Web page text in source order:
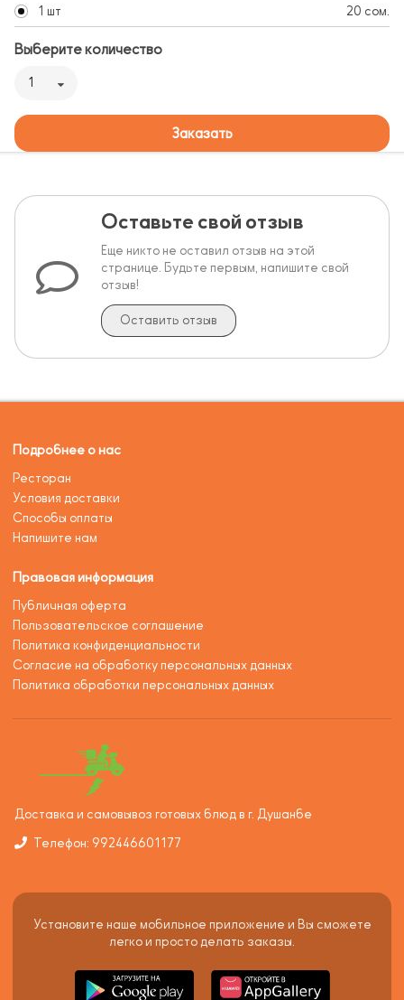
1 шт 20 сом.
Выберите количество
1
Заказать
Оставьте свой отзыв
Еще никто не оставил отзыв на этой
странице. Будьте первым, напишите свой
отзыв!
Оставить отзыв
Подробнее о нас
Ресторан
Условия доставки
Способы оплаты
Напишите нам
Правовая информация
Публичная оферта
Пользовательское соглашение
Политика конфиденциальности
Согласие на обработку персональных данных
Политика обработки персональных данных
Доставка и самовывоз готовых блюд в г. Душанбе
Телефон: 992446601177
Установите наше мобильное приложение и Вы сможете
легко и просто делать заказы.